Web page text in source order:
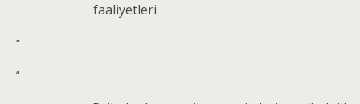
faaliyetleri
”
“